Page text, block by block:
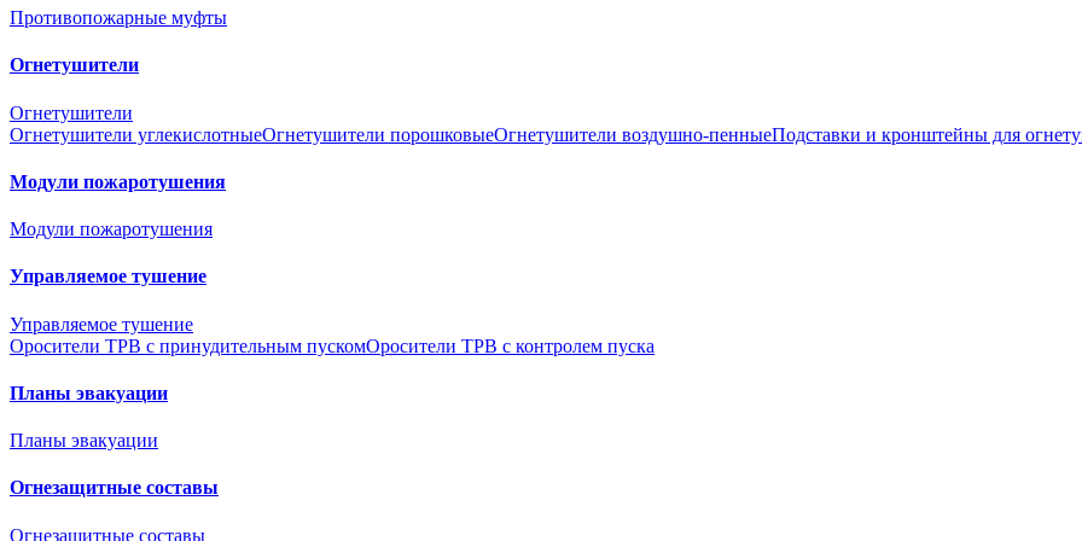
Противопожарные муфты
Огнетушители
Огнетушители
Огнетушители углекислотныеОгнетушители порошковыеОгнетушители воздушно-пенныеПодставки и кронштейны для
Модули пожаротушения
Модули пожаротушения
Управляемое тушение
Управляемое тушение
Оросители ТРВ с принудительным пускомОросители ТРВ с контролем пуска
Планы эвакуации
Планы эвакуации
Огнезащитные составы
Огнезащитные составы